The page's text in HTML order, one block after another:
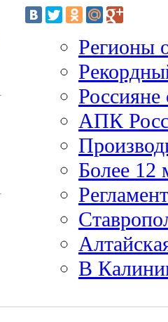
Регионы
Россияне
АПК
Более 12
В